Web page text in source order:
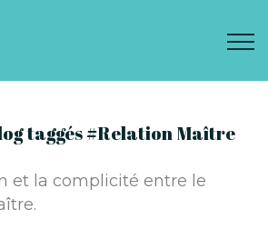
taggés #Relation Maître
et la complicité entre le